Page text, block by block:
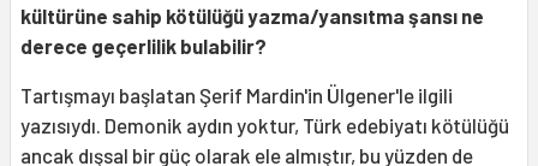
kültürüne sahip kötülüğü yazma/yansıtma şansı ne
derece geçerlilik bulabilir?
Tartışmayı başlatan Şerif Mardin'in Ülgener'le ilgili
yazısıydı. Demonik aydın yoktur, Türk edebiyatı kötülüğü
ancak dışsal bir güç olarak ele almıştır, bu yüzden de